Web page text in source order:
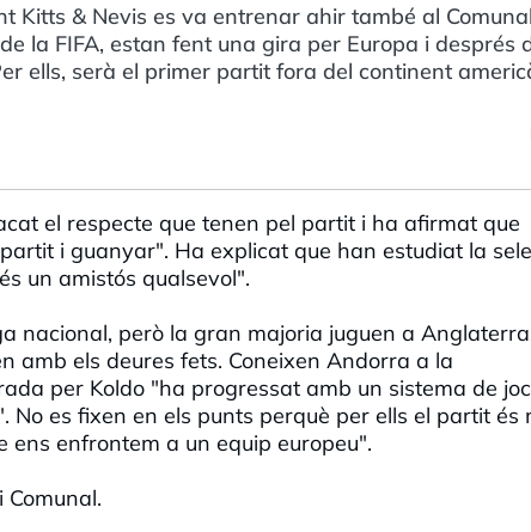
Kitts & Nevis es va entrenar ahir també al
la FIFA, estan fent una gira per Europa i després
ells, serà el primer partit fora del continent
el respecte que tenen pel partit i ha afirmat que
i guanyar". Ha explicat que han estudiat la
un amistós qualsevol".
nacional, però la gran majoria juguen a
amb els deures fets. Coneixen Andorra a la
per Koldo "ha progressat amb un sistema de joc
No es fixen en els punts perquè per ells el partit és
enfrontem a un equip europeu".